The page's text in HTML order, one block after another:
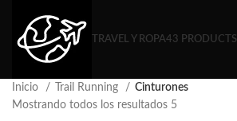
TRAVEL Y ROPA43 PRODUCTS
Inicio Trail Running
Cinturones
Mostrando todos los resultados 5